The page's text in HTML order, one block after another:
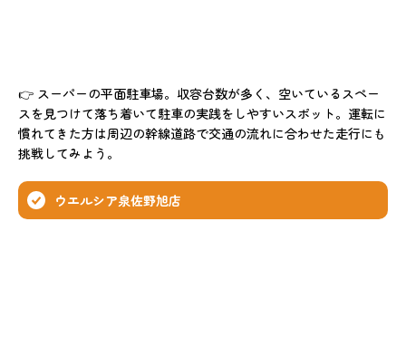
👉 スーパーの平面駐車場。収容台数が多く、空いているスペー
スを見つけて落ち着いて駐車の実践をしやすいスポット。運転に
慣れてきた方は周辺の幹線道路で交通の流れに合わせた走行にも
挑戦してみよう。
ウエルシア泉佐野旭店